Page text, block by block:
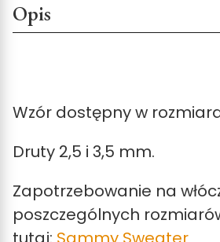
Opis
Wzór dostępny w
Druty 2,5 i 3,5 mm.
Zapotrzebowanie na
poszczególnych